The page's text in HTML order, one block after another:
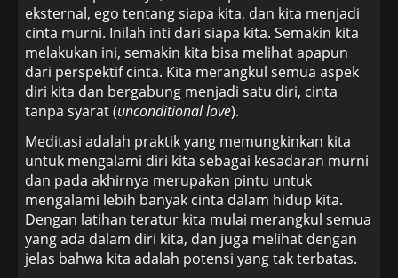
eksternal, ego tentang siapa kita, dan kita menjadi
cinta murni. Inilah inti dari siapa kita. Semakin kita
melakukan ini, semakin kita bisa melihat apapun
dari perspektif cinta. Kita merangkul semua aspek
diri kita dan bergabung menjadi satu diri, cinta
tanpa syarat (unconditional love).
Meditasi adalah praktik yang memungkinkan kita
untuk mengalami diri kita sebagai kesadaran murni
dan pada akhirnya merupakan pintu untuk
mengalami lebih banyak cinta dalam hidup kita.
Dengan latihan teratur kita mulai merangkul semua
yang ada dalam diri kita, dan juga melihat dengan
jelas bahwa kita adalah potensi yang tak terbatas.